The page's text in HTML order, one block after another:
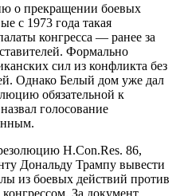
о прекращении боевых
с 1973 года такая
конгресса — ранее за
Формально
сил из конфликта без
Однако Белый дом уже дал
обязательной к
голосование
H.Con.Res. 86,
Дональду Трампу вывести
из боевых действий против
За документ